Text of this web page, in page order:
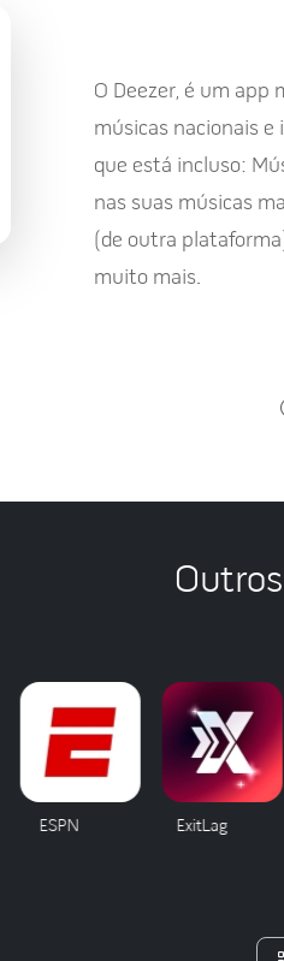
O Deezer, é um app
músicas nacionais e
que está incluso:
nas suas músicas
(de outra
muito mais.
ESPN ExitLag